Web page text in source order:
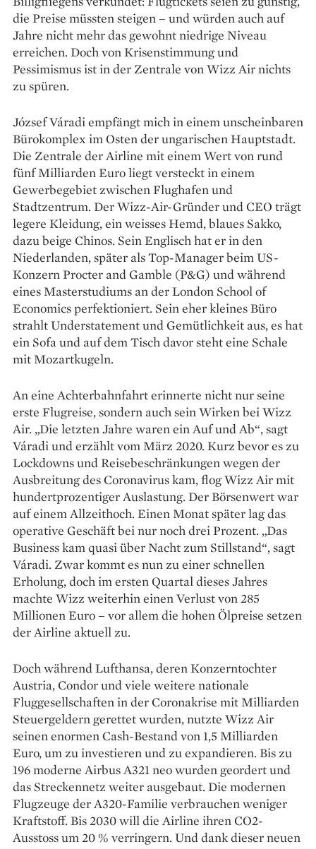
die Preise müssten steigen – und würden auch auf
Jahre nicht mehr das gewohnt niedrige Niveau
erreichen. Doch von Krisenstimmung und
Pessimismus ist in der Zentrale von Wizz Air nichts
zu spüren.
József Váradi empfängt mich in einem unscheinbaren
Bürokomplex im Osten der ungarischen Hauptstadt.
Die Zentrale der Airline mit einem Wert von rund
fünf Milliarden Euro liegt versteckt in einem
Gewerbegebiet zwischen Flughafen und
Stadtzentrum. Der Wizz-Air-Gründer und CEO trägt
legere Kleidung, ein weisses Hemd, blaues Sakko,
dazu beige Chinos. Sein Englisch hat er in den
Niederlanden, später als Top-Manager beim US-
Konzern Procter and Gamble (P&G) und während
eines Masterstudiums an der London School of
Economics perfektioniert. Sein eher kleines Büro
strahlt Understatement und Gemütlichkeit aus, es hat
ein Sofa und auf dem Tisch davor steht eine Schale
mit Mozartkugeln.
An eine Achterbahnfahrt erinnerte nicht nur seine
erste Flugreise, sondern auch sein Wirken bei Wizz
Air. „Die letzten Jahre waren ein Auf und Ab“, sagt
Váradi und erzählt vom März 2020. Kurz bevor es zu
Lockdowns und Reisebeschränkungen wegen der
Ausbreitung des Coronavirus kam, flog Wizz Air mit
hundertprozentiger Auslastung. Der Börsenwert war
auf einem Allzeithoch. Einen Monat später lag das
operative Geschäft bei nur noch drei Prozent. „Das
Business kam quasi über Nacht zum Stillstand“, sagt
Váradi. Zwar kommt es nun zu einer schnellen
Erholung, doch im ersten Quartal dieses Jahres
machte Wizz weiterhin einen Verlust von 285
Millionen Euro – vor allem die hohen Ölpreise setzen
der Airline aktuell zu.
Doch während Lufthansa, deren Konzerntochter
Austria, Condor und viele weitere nationale
Fluggesellschaften in der Coronakrise mit Milliarden
Steuergeldern gerettet wurden, nutzte Wizz Air
seinen enormen Cash-Bestand von 1,5 Milliarden
Euro, um zu investieren und zu expandieren. Bis zu
196 moderne Airbus A321 neo wurden geordert und
das Streckennetz weiter ausgebaut. Die modernen
Flugzeuge der A320-Familie verbrauchen weniger
Kraftstoff. Bis 2030 will die Airline ihren CO2-
Ausstoss um 20 % verringern. Und dank dieser neuen